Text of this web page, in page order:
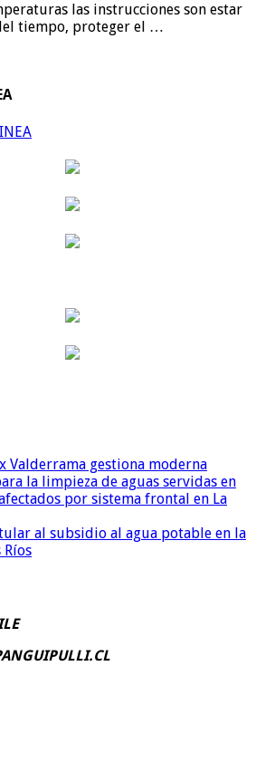
las instrucciones son estar
tiempo, proteger el …
Valderrama gestiona moderna
la limpieza de aguas servidas en
por sistema frontal en La
al subsidio al agua potable en la
Ríos